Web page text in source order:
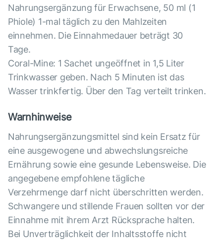
Nahrungsergänzung für Erwachsene, 50 ml (1
Phiole) 1-mal täglich zu den Mahlzeiten
einnehmen. Die Einnahmedauer beträgt 30
Tage.
Coral-Mine: 1 Sachet ungeöffnet in 1,5 Liter
Trinkwasser geben. Nach 5 Minuten ist das
Wasser trinkfertig. Über den Tag verteilt trinken.
Warnhinweise
Nahrungsergänzungsmittel sind kein Ersatz für
eine ausgewogene und abwechslungsreiche
Ernährung sowie eine gesunde Lebensweise. Die
angegebene empfohlene tägliche
Verzehrmenge darf nicht überschritten werden.
Schwangere und stillende Frauen sollten vor der
Einnahme mit ihrem Arzt Rücksprache halten.
Bei Unverträglichkeit der Inhaltsstoffe nicht